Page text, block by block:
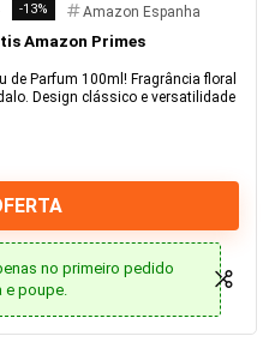
-13% Amazon Espanha
Amazon Primes
de Parfum 100ml! Fragrância floral
Design clássico e versatilidade
no primeiro pedido
e poupe.